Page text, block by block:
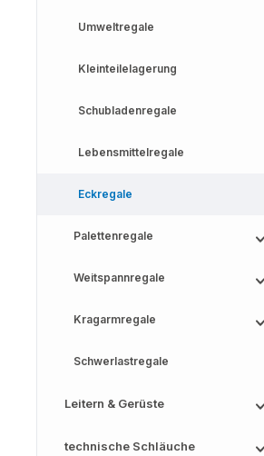
Umweltregale
Kleinteilelagerung
Schubladenregale
Lebensmittelregale
Eckregale
Palettenregale
Weitspannregale
Kragarmregale
Schwerlastregale
Leitern & Gerüste
technische Schläuche